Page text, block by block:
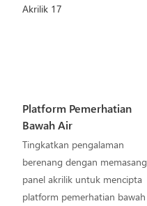
Platform Pemerhatian
Bawah Air
Tingkatkan pengalaman
berenang dengan memasang
panel akrilik untuk mencipta
platform pemerhatian bawah